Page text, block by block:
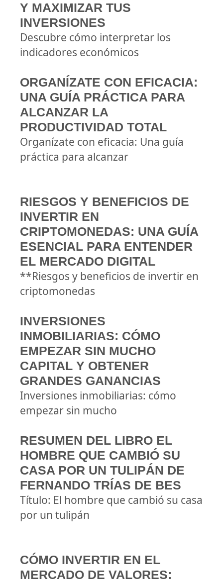
Y MAXIMIZAR TUS
INVERSIONES
Descubre cómo interpretar los
indicadores económicos
ORGANÍZATE CON EFICACIA:
UNA GUÍA PRÁCTICA PARA
ALCANZAR LA
PRODUCTIVIDAD TOTAL
Organízate con eficacia: Una guía
práctica para alcanzar
RIESGOS Y BENEFICIOS DE
INVERTIR EN
CRIPTOMONEDAS: UNA GUÍA
ESENCIAL PARA ENTENDER
EL MERCADO DIGITAL
**Riesgos y beneficios de invertir en
criptomonedas
INVERSIONES
INMOBILIARIAS: CÓMO
EMPEZAR SIN MUCHO
CAPITAL Y OBTENER
GRANDES GANANCIAS
Inversiones inmobiliarias: cómo
empezar sin mucho
RESUMEN DEL LIBRO EL
HOMBRE QUE CAMBIÓ SU
CASA POR UN TULIPÁN DE
FERNANDO TRÍAS DE BES
Título: El hombre que cambió su casa
por un tulipán
CÓMO INVERTIR EN EL
MERCADO DE VALORES: